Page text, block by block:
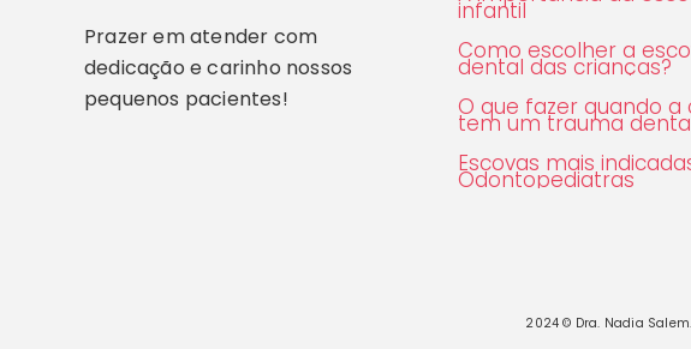
Prazer em atender com
dedicação e carinho nossos
pequenos pacientes!
infantil
Como escolher a
dental das crianças?
O que fazer quando a
tem um trauma
Escovas mais
Odontopediatras
2024 © Dra. Nadia